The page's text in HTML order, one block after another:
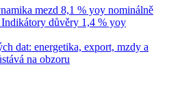
mezd 8,1 % yoy nominálně
Indikátory důvěry 1,4 % yoy
dat: energetika, export, mzdy a
na obzoru